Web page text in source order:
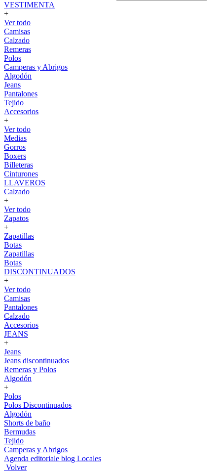
VESTIMENTA
+
Ver todo
Camisas
Calzado
Remeras
Polos
Camperas y Abrigos
Algodón
Jeans
Pantalones
Tejido
Accesorios
+
Ver todo
Medias
Gorros
Boxers
Billeteras
Cinturones
LLAVEROS
Calzado
+
Ver todo
Zapatos
+
Zapatillas
Botas
Zapatillas
Botas
DISCONTINUADOS
+
Ver todo
Camisas
Pantalones
Calzado
Accesorios
JEANS
+
Jeans
Jeans discontinuados
Remeras y Polos
Algodón
+
Polos
Polos Discontinuados
Algodón
Shorts de baño
Bermudas
Tejido
Camperas y Abrigos
Agenda editoriale blog Locales
Volver